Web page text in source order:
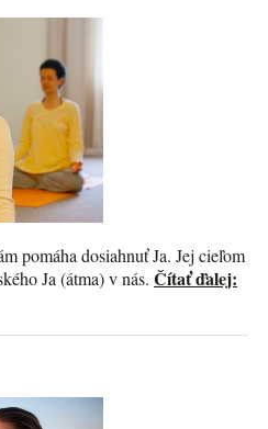
pomáha dosiahnuť Ja. Jej cieľom
Ja (átma) v nás. Čítať ďalej: